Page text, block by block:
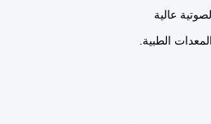
عالية
الطبية.